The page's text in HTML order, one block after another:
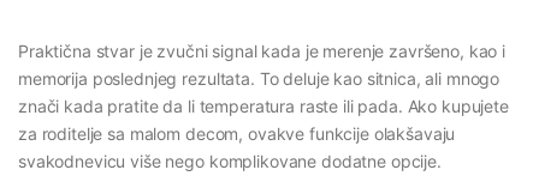
Praktična stvar je zvučni signal kada je merenje završeno, kao i
memorija poslednjeg rezultata. To deluje kao sitnica, ali mnogo
znači kada pratite da li temperatura raste ili pada. Ako kupujete
za roditelje sa malom decom, ovakve funkcije olakšavaju
svakodnevicu više nego komplikovane dodatne opcije.